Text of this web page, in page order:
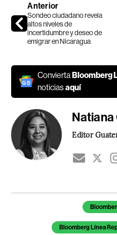
Anterior
Sondeo ciudadano revela
altos niveles de
incertidumbre y deseo de
emigrar en Nicaragua
ConviertaBloomberg
noticiasaquí
Natiana
Editor
Temas de este artículo
Bloomberg Línea